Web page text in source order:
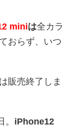
miniは全カラ
おらず、いつ
は販売終了しま
iPhone12